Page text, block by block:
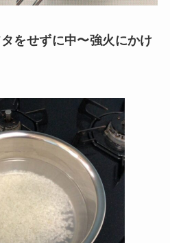
をせずに中〜強火にかけ